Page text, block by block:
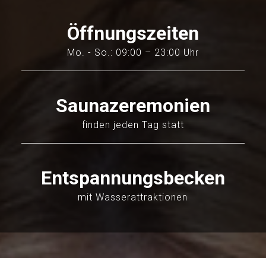
Öffnungszeiten
Mo. - So.: 09:00 – 23:00 Uhr
Saunazeremonien
finden jeden Tag statt
Entspannungsbecken
mit Wasserattraktionen